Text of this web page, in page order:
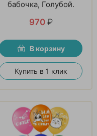
бабочка, Голубой.
970 ₽
В корзину
Купить в 1 клик